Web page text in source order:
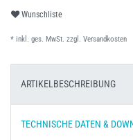
Wunschliste
* inkl. ges. MwSt. zzgl. Versandkosten
ARTIKELBESCHREIBUNG
TECHNISCHE DATEN &